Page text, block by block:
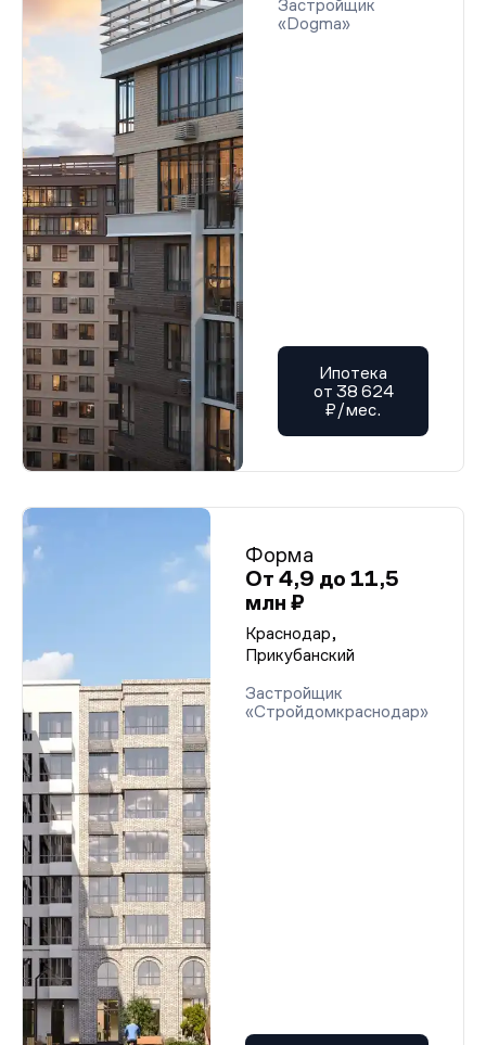
Застройщик
«Dogma»
Ипотека
от 38 624
₽/мес.
Форма
От 4,9 до 11,5
млн ₽
Краснодар,
Прикубанский
Застройщик
«Стройдомкраснодар»